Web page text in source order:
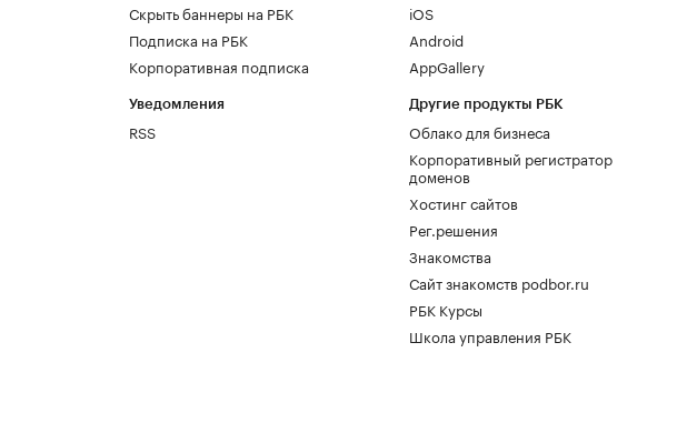
Скрыть баннеры на РБК
Подписка на РБК
Корпоративная подписка
Уведомления
RSS
iOS
Android
AppGallery
Другие продукты РБК
Облако для бизнеса
Корпоративный регистратор
доменов
Хостинг сайтов
Рег.решения
Знакомства
Сайт знакомств podbor.ru
РБК Курсы
Школа управления РБК